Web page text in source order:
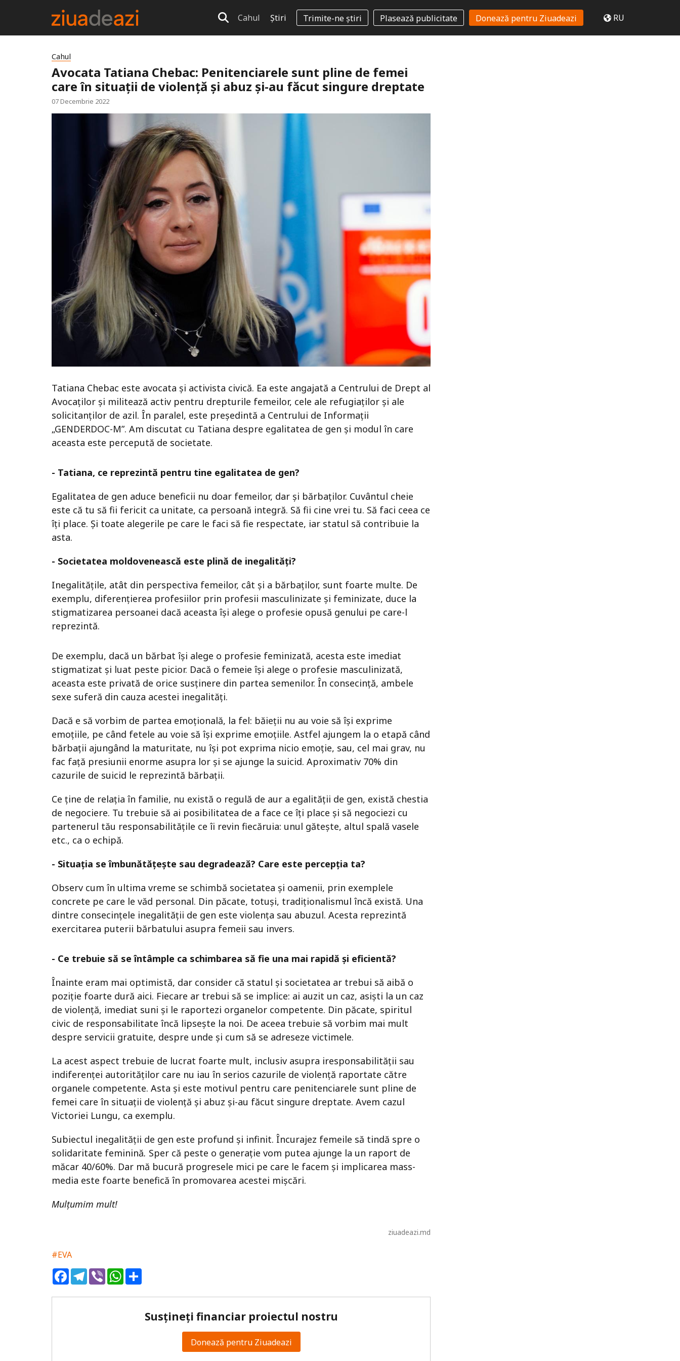
Cahul Știri Trimite-ne știri Plasează publicitate Donează pentru Ziuadeazi RU
Cahul
Avocata Tatiana Chebac: Penitenciarele sunt pline de femei
care în situații de violență și abuz și-au făcut singure dreptate
07 Decembrie 2022
Tatiana Chebac este avocata și activista civică. Ea este angajată a Centrului de Drept al
Avocaților și militează activ pentru drepturile femeilor, cele ale refugiaților și ale
solicitanților de azil. În paralel, este preşedintă a Centrului de Informaţii
„GENDERDOC-M”. Am discutat cu Tatiana despre egalitatea de gen și modul în care
aceasta este percepută de societate.
- Tatiana, ce reprezintă pentru tine egalitatea de gen?
Egalitatea de gen aduce beneficii nu doar femeilor, dar și bărbaților. Cuvântul cheie
este că tu să fii fericit ca unitate, ca persoană integră. Să fii cine vrei tu. Să faci ceea ce
îți place. Și toate alegerile pe care le faci să fie respectate, iar statul să contribuie la
asta.
- Societatea moldovenească este plină de inegalități?
Inegalitățile, atât din perspectiva femeilor, cât și a bărbaților, sunt foarte multe. De
exemplu, diferențierea profesiilor prin profesii masculinizate și feminizate, duce la
stigmatizarea persoanei dacă aceasta își alege o profesie opusă genului pe care-l
reprezintă.
De exemplu, dacă un bărbat își alege o profesie feminizată, acesta este imediat
stigmatizat și luat peste picior. Dacă o femeie își alege o profesie masculinizată,
aceasta este privată de orice susținere din partea semenilor. În consecință, ambele
sexe suferă din cauza acestei inegalități.
Dacă e să vorbim de partea emoțională, la fel: băieții nu au voie să își exprime
emoțiile, pe când fetele au voie să își exprime emoțiile. Astfel ajungem la o etapă când
bărbații ajungând la maturitate, nu își pot exprima nicio emoție, sau, cel mai grav, nu
fac față presiunii enorme asupra lor și se ajunge la suicid. Aproximativ 70% din
cazurile de suicid le reprezintă bărbații.
Ce ține de relația în familie, nu există o regulă de aur a egalității de gen, există chestia
de negociere. Tu trebuie să ai posibilitatea de a face ce îți place și să negociezi cu
partenerul tău responsabilitățile ce îi revin fiecăruia: unul gătește, altul spală vasele
etc., ca o echipă.
- Situația se îmbunătățește sau degradează? Care este percepția ta?
Observ cum în ultima vreme se schimbă societatea și oamenii, prin exemplele
concrete pe care le văd personal. Din păcate, totuși, tradiționalismul încă există. Una
dintre consecințele inegalității de gen este violența sau abuzul. Acesta reprezintă
exercitarea puterii bărbatului asupra femeii sau invers.
- Ce trebuie să se întâmple ca schimbarea să fie una mai rapidă și eficientă?
Înainte eram mai optimistă, dar consider că statul și societatea ar trebui să aibă o
poziție foarte dură aici. Fiecare ar trebui să se implice: ai auzit un caz, asiști la un caz
de violență, imediat suni și le raportezi organelor competente. Din păcate, spiritul
civic de responsabilitate încă lipsește la noi. De aceea trebuie să vorbim mai mult
despre servicii gratuite, despre unde și cum să se adreseze victimele.
La acest aspect trebuie de lucrat foarte mult, inclusiv asupra iresponsabilității sau
indiferenței autorităților care nu iau în serios cazurile de violență raportate către
organele competente. Asta și este motivul pentru care penitenciarele sunt pline de
femei care în situații de violență și abuz și-au făcut singure dreptate. Avem cazul
Victoriei Lungu, ca exemplu.
Subiectul inegalității de gen este profund și infinit. Încurajez femeile să tindă spre o
solidaritate feminină. Sper că peste o generație vom putea ajunge la un raport de
măcar 40/60%. Dar mă bucură progresele mici pe care le facem și implicarea mass-
media este foarte benefică în promovarea acestei mișcări.
Mulțumim mult!
ziuadeazi.md
#EVA
FacebookTelegram
ViberWhatsApp
Susțineți financiar proiectul nostru
Donează pentru Ziuadeazi